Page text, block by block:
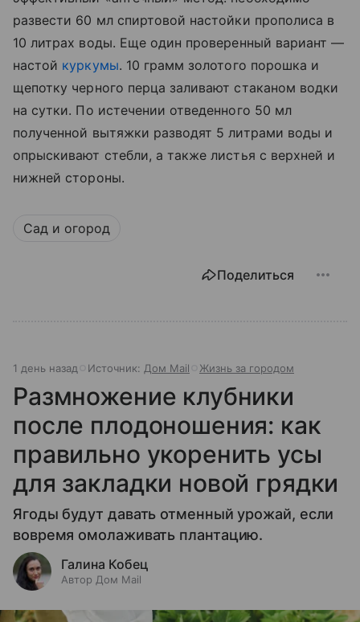
развести 60 мл спиртовой настойки прополиса в
10 литрах воды. Еще один проверенный вариант —
настой куркумы. 10 грамм золотого порошка и
щепотку черного перца заливают стаканом водки
на сутки. По истечении отведенного 50 мл
полученной вытяжки разводят 5 литрами воды и
опрыскивают стебли, а также листья с верхней и
нижней стороны.
Сад и огород
Поделиться
1 день назад Источник: Дом Mail Жизнь за городом
Размножение клубники
после плодоношения: как
правильно укоренить усы
для закладки новой грядки
Ягоды будут давать отменный урожай, если
вовремя омолаживать плантацию.
Галина Кобец
Автор Дом Mail